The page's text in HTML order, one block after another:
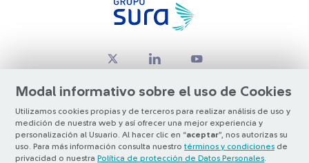
Modal informativo sobre el uso de Cookies
Utilizamos cookies propias y de terceros para realizar análisis de uso y
medición de nuestra web y así ofrecer una mejor experiencia y
personalización al Usuario. Al hacer clic en “aceptar”, nos autorizas su
uso. Para más información consulta nuestro términos y condiciones de
privacidad o nuestra Política de protección de Datos Personales
© Copyright Grupo SURA 2026